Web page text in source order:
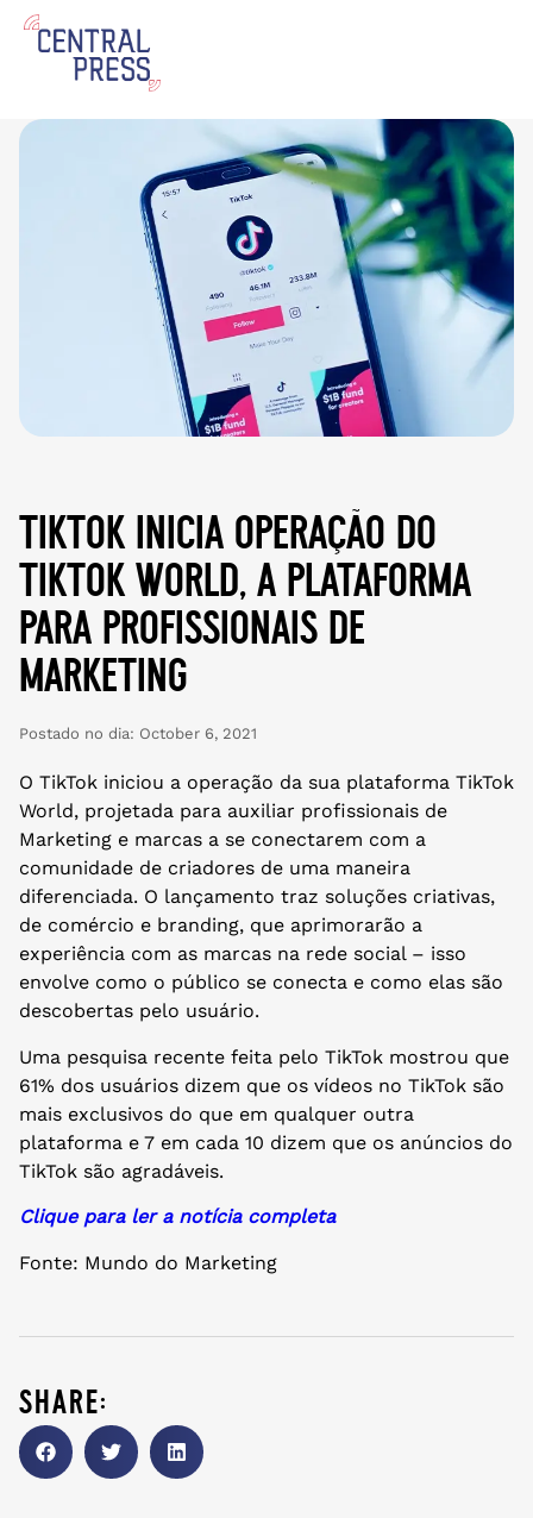
tiktok inicia operação do
tiktok world, a plataforma
para profissionais de
marketing
Postado no dia: October 6, 2021
O TikTok iniciou a operação da sua plataforma TikTok
World, projetada para auxiliar profissionais de
Marketing e marcas a se conectarem com a
comunidade de criadores de uma maneira
diferenciada. O lançamento traz soluções criativas,
de comércio e branding, que aprimorarão a
experiência com as marcas na rede social – isso
envolve como o público se conecta e como elas são
descobertas pelo usuário.
Uma pesquisa recente feita pelo TikTok mostrou que
61% dos usuários dizem que os vídeos no TikTok são
mais exclusivos do que em qualquer outra
plataforma e 7 em cada 10 dizem que os anúncios do
TikTok são agradáveis.
Clique para ler a notícia completa
Fonte: Mundo do Marketing
share: